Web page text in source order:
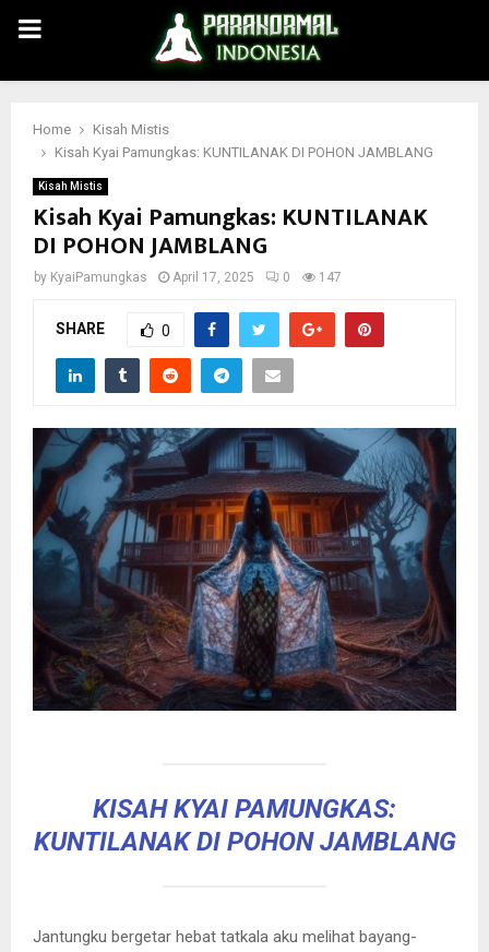
PRIMARY
MENU
Home
Kisah Mistis
Kisah Kyai Pamungkas: KUNTILANAK DI POHON JAMBLANG
Kisah Mistis
Kisah Kyai Pamungkas: KUNTILANAK
DI POHON JAMBLANG
by KyaiPamungkas April 17, 2025 0 147
SHARE 0
KISAH KYAI PAMUNGKAS:
KUNTILANAK DI POHON JAMBLANG
Jantungku bergetar hebat tatkala aku melihat bayang-